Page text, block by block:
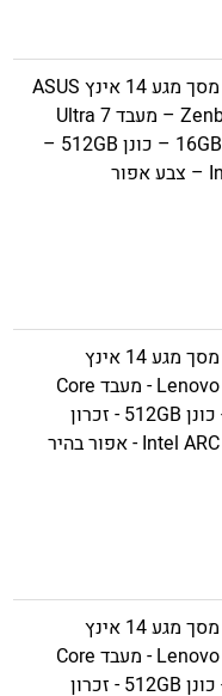
מחשב נייד עם מסך מגע 14 אינץ ASUS
Zenbook 14 OLED – מעבד Ultra 7
255H – זכרון 16GB – כונן 512GB –
מחשב נייד עם מסך מגע 14 אינץ
Lenovo Yoga 7 2-in-1 - מעבד Core
Ultra 5 226V - כונן 512GB - זכרון
מחשב נייד עם מסך מגע 14 אינץ
Lenovo Yoga 7 2-in-1 - מעבד Core
Ultra 5 226V - כונן 512GB - זכרון